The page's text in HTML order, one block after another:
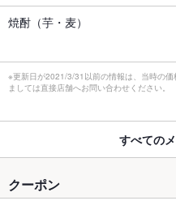
焼酎（芋・麦）
※更新日が2021/3/31以前の情報は、当時の
ましては直接店舗へお問い合わせください。
すべての
クーポン